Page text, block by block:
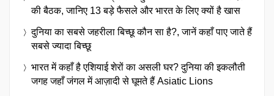
की बैठक, जानिए 13 बड़े फैसले और भारत के लिए क्यों है खास
दुनिया का सबसे जहरीला बिच्छू कौन सा है?, जानें कहाँ पाए जाते हैं
सबसे ज्यादा बिच्छू
भारत में कहाँ है एशियाई शेरों का असली घर? दुनिया की इकलौती
जगह जहाँ जंगल में आज़ादी से घूमते हैं Asiatic Lions